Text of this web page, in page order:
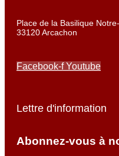
Place de la Basilique
33120 Arcachon
Facebook-f Youtube
Lettre d'information
Abonnez-vous à